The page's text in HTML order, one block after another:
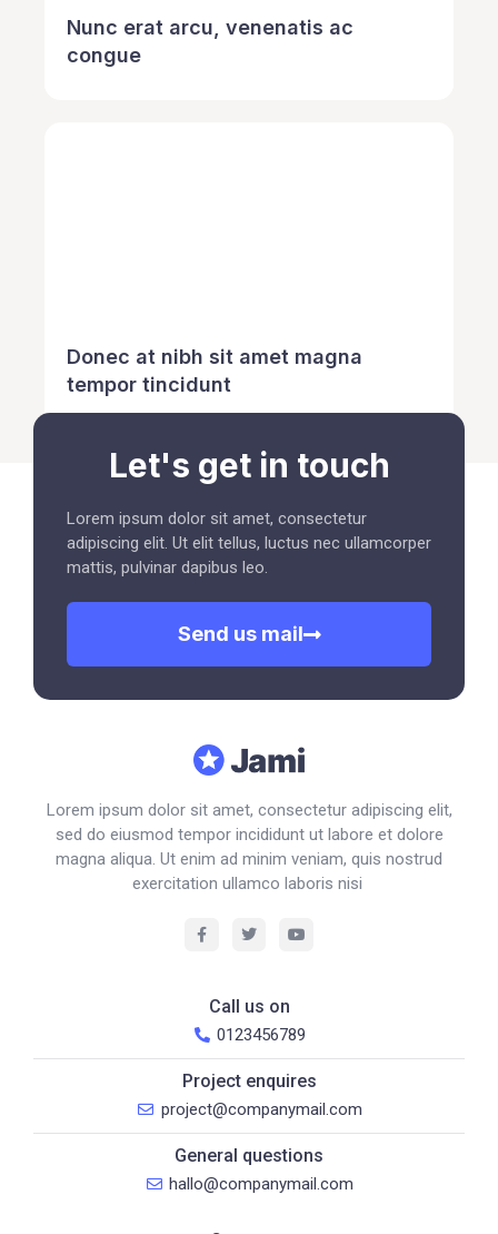
Nunc erat arcu, venenatis ac
congue
Donec at nibh sit amet magna
tempor tincidunt
Let's get in touch
Lorem ipsum dolor sit amet, consectetur
adipiscing elit. Ut elit tellus, luctus nec ullamcorper
mattis, pulvinar dapibus leo.
Send us mail
Lorem ipsum dolor sit amet, consectetur adipiscing elit,
sed do eiusmod tempor incididunt ut labore et dolore
magna aliqua. Ut enim ad minim veniam, quis nostrud
exercitation ullamco laboris nisi
Call us on
0123456789
Project enquires
project@companymail.com
General questions
hallo@companymail.com